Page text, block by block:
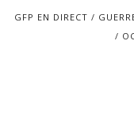
GFP EN DIRECT